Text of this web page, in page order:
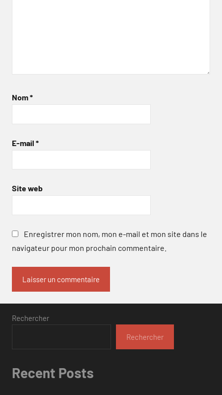
Nom*
E-mail *
Site web
Enregistrer mon nom, mon e-mail et mon site dans le
navigateur pour mon prochain commentaire.
Rechercher
Rechercher
Recent Posts